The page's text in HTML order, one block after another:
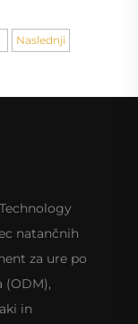
Naslednji
natančnih
za ure po
(ODM),
in